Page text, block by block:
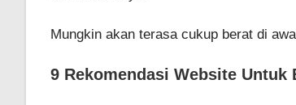
Mungkin akan terasa cukup berat di
9 Rekomendasi Website